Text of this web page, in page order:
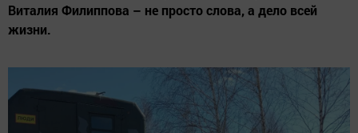
Виталия Филиппова – не просто слова, а дело всей
жизни.